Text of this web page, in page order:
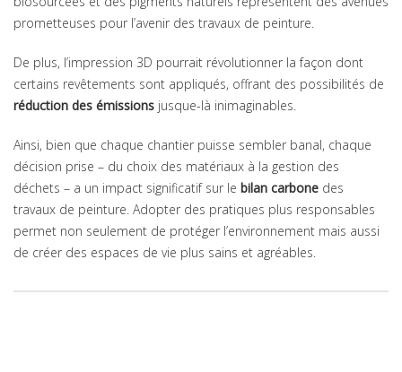
prometteuses pour l’avenir des travaux de peinture.
De plus, l’impression 3D pourrait révolutionner la façon dont
certains revêtements sont appliqués, offrant des possibilités de
réduction des émissions jusque-là inimaginables.
Ainsi, bien que chaque chantier puisse sembler banal, chaque
décision prise – du choix des matériaux à la gestion des
déchets – a un impact significatif sur le bilan carbone des
travaux de peinture. Adopter des pratiques plus responsables
permet non seulement de protéger l’environnement mais aussi
de créer des espaces de vie plus sains et agréables.